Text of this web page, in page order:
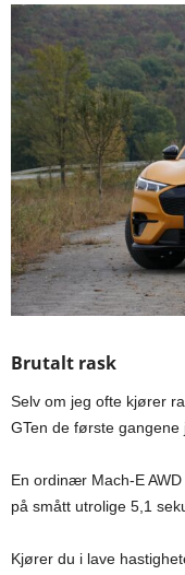
Brutalt rask
Selv om jeg ofte kjører
GTen de første gangene
En ordinær Mach-E
på smått utrolige 5,1
Kjører du i lave